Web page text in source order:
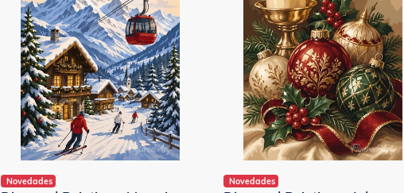
Vacaciones
invierno
Alpes
Novedades
Adornos
navideños
festivos
Novedades